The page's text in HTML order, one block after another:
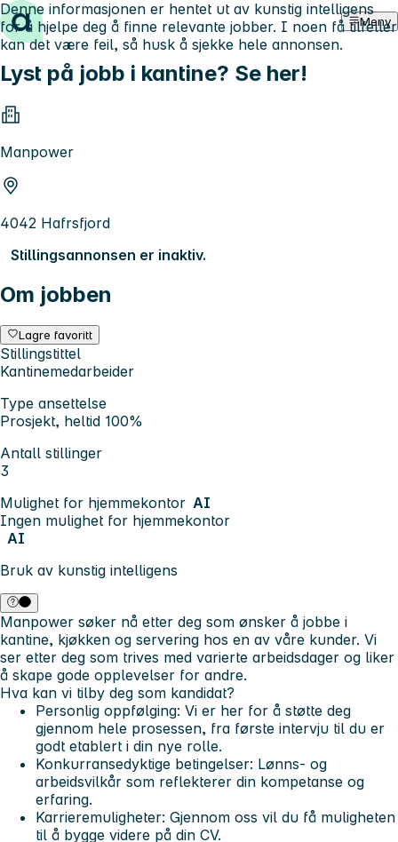
Hopp til innhold Meny
Lyst på jobb i kantine? Se her!
Manpower
4042 Hafrsfjord
Stillingsannonsen er inaktiv.
Om jobben
Lagre favoritt
Stillingstittel
Kantinemedarbeider
Type ansettelse
Prosjekt, heltid 100%
Antall stillinger
3
Mulighet for hjemmekontor AI
Ingen mulighet for hjemmekontor
AI
Bruk av kunstig intelligens
Denne informasjonen er hentet ut av kunstig intelligens
for å hjelpe deg å finne relevante jobber. I noen få tilfeller
kan det være feil, så husk å sjekke hele annonsen.
Manpower søker nå etter deg som ønsker å jobbe i
kantine, kjøkken og servering hos en av våre kunder. Vi
ser etter deg som trives med varierte arbeidsdager og liker
å skape gode opplevelser for andre.
Hva kan vi tilby deg som kandidat?
Personlig oppfølging: Vi er her for å støtte deg
gjennom hele prosessen, fra første intervju til du er
godt etablert i din nye rolle.
Konkurransedyktige betingelser: Lønns- og
arbeidsvilkår som reflekterer din kompetanse og
erfaring.
Karrieremuligheter: Gjennom oss vil du få muligheten
til å bygge videre på din CV.